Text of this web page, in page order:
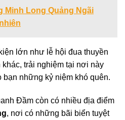
Minh Long Quảng Ngãi
lớn như lễ hội đua thuyền
trải nghiệm tại nơi này
bạn những kỷ niệm khó quên.
Đầm còn có nhiều địa điểm
, nơi có những bãi biển tuyệt